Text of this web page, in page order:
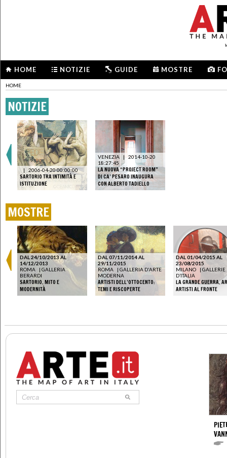
HOME NOTIZIE GUIDE MOSTRE
HOME
NOTIZIE
| 2006-04-20 00:00:00
SARTORIO TRA INTIMITÀ E
ISTITUZIONE
VENEZIA |
2014-10-20
18:27:45
LA NUOVA “PROJECT ROOM”
DI CA’ PESARO INAUGURA
CON ALBERTO TADIELLO
MOSTRE
DAL 24/10/2013 AL
14/12/2013
ROMA
| GALLERIA
BERARDI
SARTORIO. MITO E
MODERNITÀ
DAL 07/11/2014 AL
29/11/2015
ROMA
| GALLERIA D'ARTE
MODERNA
ARTISTI DELL’OTTOCENTO:
TEMI E RISCOPERTE
DAL 01/04/2015 AL
23/08/2015
MILANO
| GALLERIE
D’ITALIA
LA GRANDE GUERRA.
ARTISTI AL FRONTE